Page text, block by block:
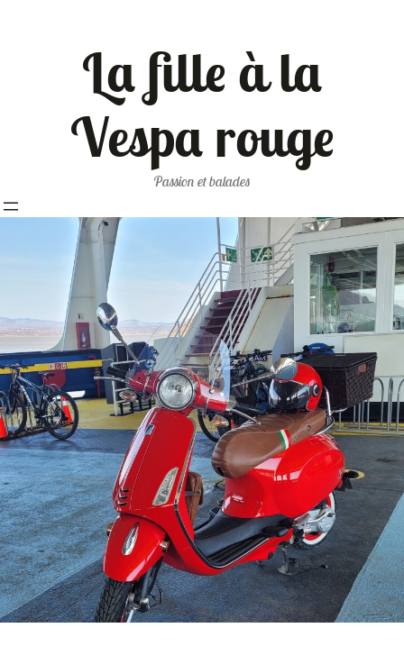
La fille à la
Vespa rouge
Passion et balades